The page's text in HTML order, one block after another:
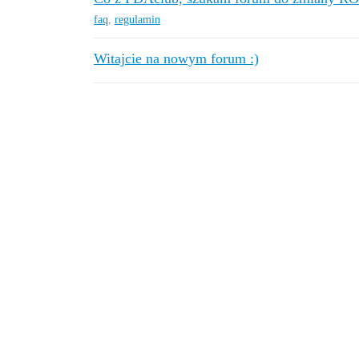
faq, regulamin
Witajcie na nowym forum :)